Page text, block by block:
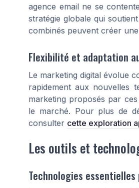
agence email ne se
stratégie globale qui
combinés peuvent créer
Flexibilité et adaptation
Le marketing digital évolue
rapidement aux nouvelles
marketing proposés par
le marché. Pour plus de
consulter cette exploration
Les outils et
Technologies